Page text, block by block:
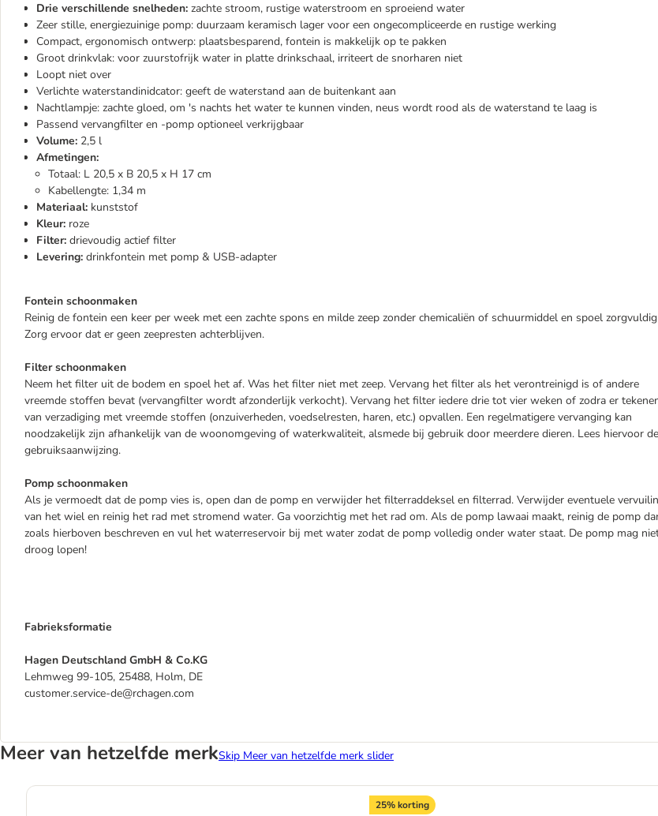
Drie verschillende snelheden: zachte stroom, rustige waterstroom en sproeiend water
Zeer stille, energiezuinige pomp: duurzaam keramisch lager voor een ongecompliceerde en rustige werking
Compact, ergonomisch ontwerp: plaatsbesparend, fontein is makkelijk op te pakken
Groot drinkvlak: voor zuurstofrijk water in platte drinkschaal, irriteert de snorharen niet
Loopt niet over
Verlichte waterstandinidcator: geeft de waterstand aan de buitenkant aan
Nachtlampje: zachte gloed, om 's nachts het water te kunnen vinden, neus wordt rood als de waterstand te laag is
Passend vervangfilter en -pomp optioneel verkrijgbaar
Volume: 2,5 l
Afmetingen:
Totaal: L 20,5 x B 20,5 x H 17 cm
Kabellengte: 1,34 m
Materiaal: kunststof
Kleur: roze
Filter: drievoudig actief filter
Levering: drinkfontein met pomp & USB-adapter
Fontein schoonmaken
Reinig de fontein een keer per week met een zachte spons en milde zeep zonder chemicaliën of schuurmiddel en spoel
Zorg ervoor dat er geen zeepresten achterblijven.
Filter schoonmaken
Neem het filter uit de bodem en spoel het af. Was het filter niet met zeep. Vervang het filter als het verontreinigd is of andere
vreemde stoffen bevat (vervangfilter wordt afzonderlijk verkocht). Vervang het filter iedere drie tot vier weken of zodra er
van verzadiging met vreemde stoffen (onzuiverheden, voedselresten, haren, etc.) opvallen. Een regelmatigere vervanging kan
noodzakelijk zijn afhankelijk van de woonomgeving of waterkwaliteit, alsmede bij gebruik door meerdere dieren. Lees hiervoor de
gebruiksaanwijzing.
Pomp schoonmaken
Als je vermoedt dat de pomp vies is, open dan de pomp en verwijder het filterraddeksel en filterrad. Verwijder eventuele
van het wiel en reinig het rad met stromend water. Ga voorzichtig met het rad om. Als de pomp lawaai maakt, reinig de pomp
zoals hierboven beschreven en vul het waterreservoir bij met water zodat de pomp volledig onder water staat. De pomp mag
droog lopen!
Fabrieksformatie
Hagen Deutschland GmbH & Co.KG
Lehmweg 99-105, 25488, Holm, DE
customer.service-de@rchagen.com
Meer van hetzelfde merkSkip Meer van hetzelfde merk slider
25% korting